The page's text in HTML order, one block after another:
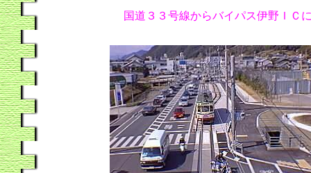
国道３３号線からバイパス伊野ＩＣ